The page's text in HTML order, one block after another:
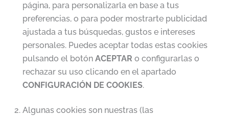
página, para personalizarla en base a tus
preferencias, o para poder mostrarte publicidad
ajustada a tus búsquedas, gustos e intereses
personales. Puedes aceptar todas estas cookies
pulsando el botón ACEPTAR o configurarlas o
rechazar su uso clicando en el apartado
CONFIGURACIÓN DE COOKIES.
Algunas cookies son nuestras (las